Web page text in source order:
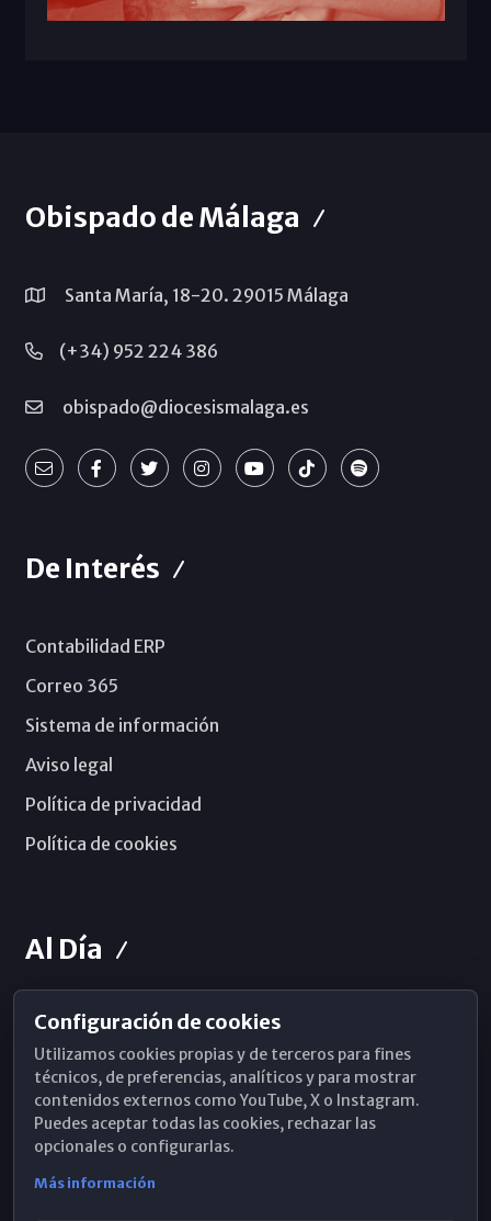
Obispado de Málaga
Santa María, 18-20. 29015 Málaga
(+34) 952 224 386
obispado@diocesismalaga.es
De Interés
Contabilidad ERP
Correo 365
Sistema de información
Aviso legal
Política de privacidad
Política de cookies
Al Día
Horarios de Misa
Hemeroteca
WhatsApp
Configuración de cookies
Utilizamos cookies propias y de terceros para fines
técnicos, de preferencias, analíticos y para mostrar
contenidos externos como YouTube, X o Instagram.
Puedes aceptar todas las cookies, rechazar las
opcionales o configurarlas.
Más información